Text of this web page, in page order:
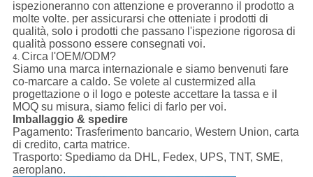
ispezioneranno con attenzione e proveranno il prodotto a
molte volte. per assicurarsi che otteniate i prodotti di
qualità, solo i prodotti che passano l'ispezione rigorosa di
qualità possono essere consegnati voi.
4. Circa l'OEM/ODM?
Siamo una marca internazionale e siamo benvenuti fare
co-marcare a caldo. Se volete al custermized alla
progettazione o il logo e poteste accettare la tassa e il
MOQ su misura, siamo felici di farlo per voi.
Imballaggio & spedire
Pagamento: Trasferimento bancario, Western Union, carta
di credito, carta matrice.
Trasporto: Spediamo da DHL, Fedex, UPS, TNT, SME,
aeroplano.